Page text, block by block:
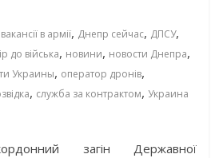
вакансії в армії, Днепр сейчас, ДПСУ,
до війська, новини, новости Днепра,
Украины, оператор дронів,
, служба за контрактом, Украина
загін Державної